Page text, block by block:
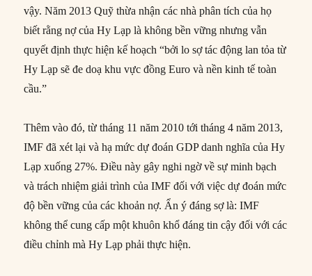
vậy. Năm 2013 Quỹ thừa nhận các nhà phân tích của họ
biết rằng nợ của Hy Lạp là không bền vững nhưng vẫn
quyết định thực hiện kế hoạch “bởi lo sợ tác động lan tỏa từ
Hy Lạp sẽ đe doạ khu vực đồng Euro và nền kinh tế toàn
cầu.”
Thêm vào đó, từ tháng 11 năm 2010 tới tháng 4 năm 2013,
IMF đã xét lại và hạ mức dự đoán GDP danh nghĩa của Hy
Lạp xuống 27%. Điều này gây nghi ngờ về sự minh bạch
và trách nhiệm giải trình của IMF đối với việc dự đoán mức
độ bền vững của các khoản nợ. Ẩn ý đáng sợ là: IMF
không thể cung cấp một khuôn khổ đáng tin cậy đối với các
điều chỉnh mà Hy Lạp phải thực hiện.